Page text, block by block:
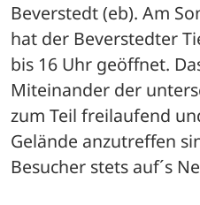
Beverstedt (eb). Am
hat der Beverstedter
bis 16 Uhr geöffnet.
Miteinander der
zum Teil freilaufend
Gelände anzutreffen
Besucher stets auf´s